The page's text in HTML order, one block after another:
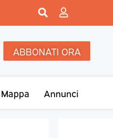
ABBONATI ORA
Mappa Annunci